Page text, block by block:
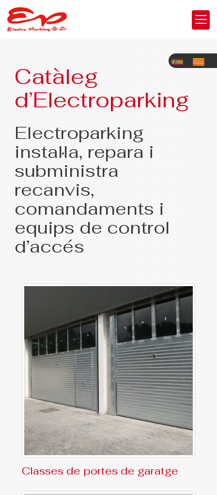
Catàleg
d’Electroparking
Electroparking
instal·la, repara i
subministra
recanvis,
comandaments i
equips de control
d’accés
Classes de portes de garatge